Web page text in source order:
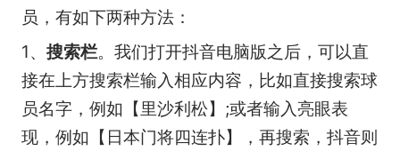
员，有如下两种方法：
1、 搜索栏。我们打开抖音电脑版之后，可以直
接在上方搜索栏输入相应内容，比如直接搜索球
员名字，例如【里沙利松】;或者输入亮眼表
现，例如【日本门将四连扑】，再搜索，抖音则